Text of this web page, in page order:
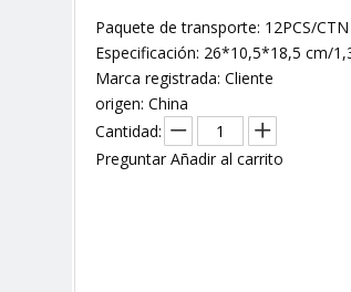
Paquete de transporte: 12PCS/CTN
Especificación: 26*10,5*18,5 cm/
Marca registrada: Cliente
origen: China
Cantidad:
Preguntar Añadir al carrito